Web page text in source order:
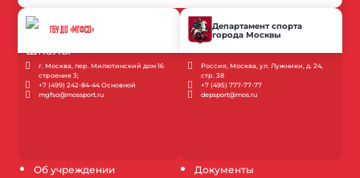
Об учреждении
Документы
ГБУ ДО «МГФСО»
г. Москва, пер. Милютинский дом 16
строение 3;
+7 (499) 242-84-44 Основной
mgfso@mossport.ru
Департамент спорта
города Москвы
Россия, Москва, ул. Лужники, д. 24,
стр. 38
+7 (495) 777-77-77
depsport@mos.ru